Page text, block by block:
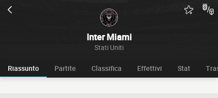
Inter Miami
Stati Uniti
Riassunto Partite Classifica Effettivi Stat